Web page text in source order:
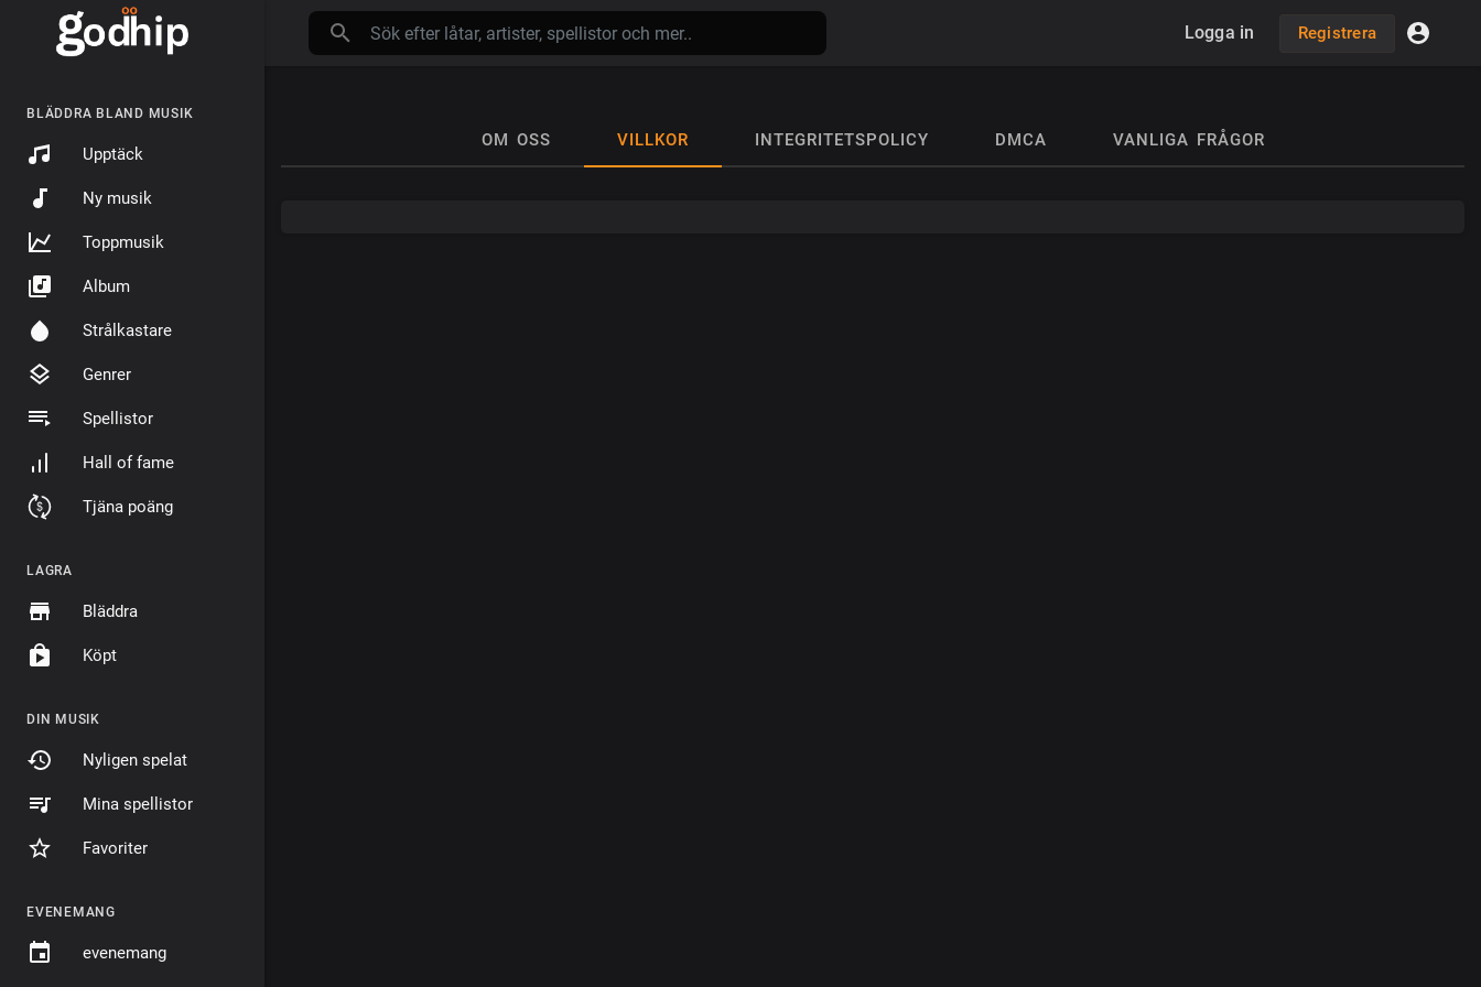
BLÄDDRA BLAND MUSIK
Upptäck
Ny musik
Toppmusik
Album
Strålkastare
Genrer
Spellistor
Hall of fame
Tjäna poäng
LAGRA
Bläddra
Köpt
DIN MUSIK
Nyligen spelat
Mina spellistor
Favoriter
EVENEMANG
evenemang
Logga in Registrera
OM OSS VILLKOR INTEGRITETSPOLICY DMCA VANLIGA FRÅGOR